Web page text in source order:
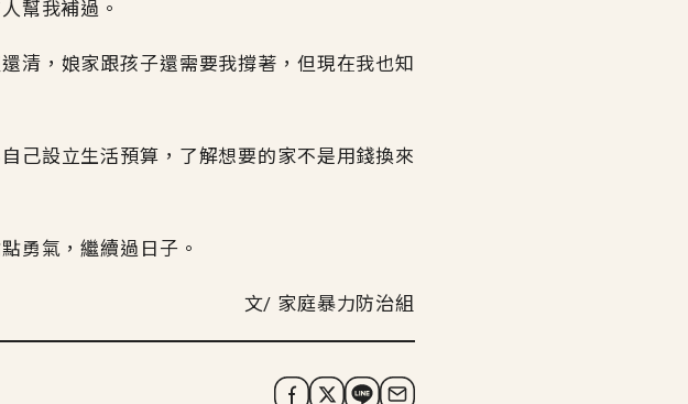
幫我補過。
清，娘家跟孩子還需要我撐著，但現在我也知
己設立生活預算，了解想要的家不是用錢換來
勇氣，繼續過日子。
文/ 家庭暴力防治組